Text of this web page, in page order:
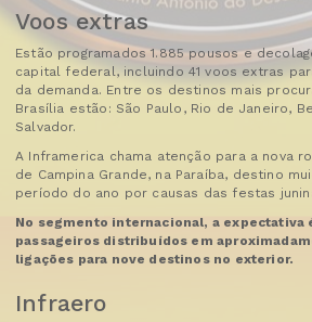
Voos extras
Estão programados 1.885 pousos e
capital federal, incluindo 41 voos extras
da demanda. Entre os destinos mais
Brasília estão: São Paulo, Rio de Janeiro,
Salvador.
A Inframerica chama atenção para a nova
de Campina Grande, na Paraíba, destino
período do ano por causas das festas
No segmento internacional, a expectativa
passageiros distribuídos em
ligações para nove destinos no exterior.
Infraero